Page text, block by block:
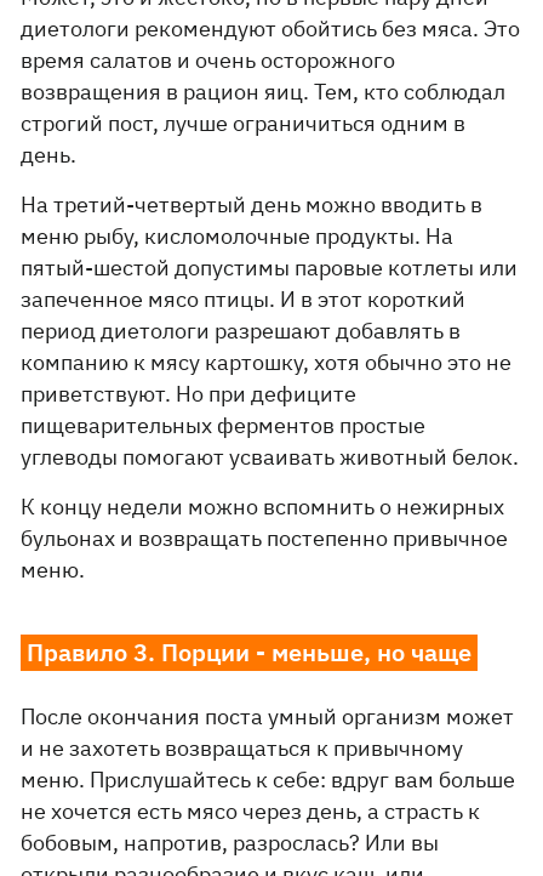
диетологи рекомендуют обойтись без мяса. Это
время салатов и очень осторожного
возвращения в рацион яиц. Тем, кто соблюдал
строгий пост, лучше ограничиться одним в
день.
На третий-четвертый день можно вводить в
меню рыбу, кисломолочные продукты. На
пятый-шестой допустимы паровые котлеты или
запеченное мясо птицы. И в этот короткий
период диетологи разрешают добавлять в
компанию к мясу картошку, хотя обычно это не
приветствуют. Но при дефиците
пищеварительных ферментов простые
углеводы помогают усваивать животный белок.
К концу недели можно вспомнить о нежирных
бульонах и возвращать постепенно привычное
меню.
Правило 3. Порции - меньше, но чаще
После окончания поста умный организм может
и не захотеть возвращаться к привычному
меню. Прислушайтесь к себе: вдруг вам больше
не хочется есть мясо через день, а страсть к
бобовым, напротив, разрослась? Или вы